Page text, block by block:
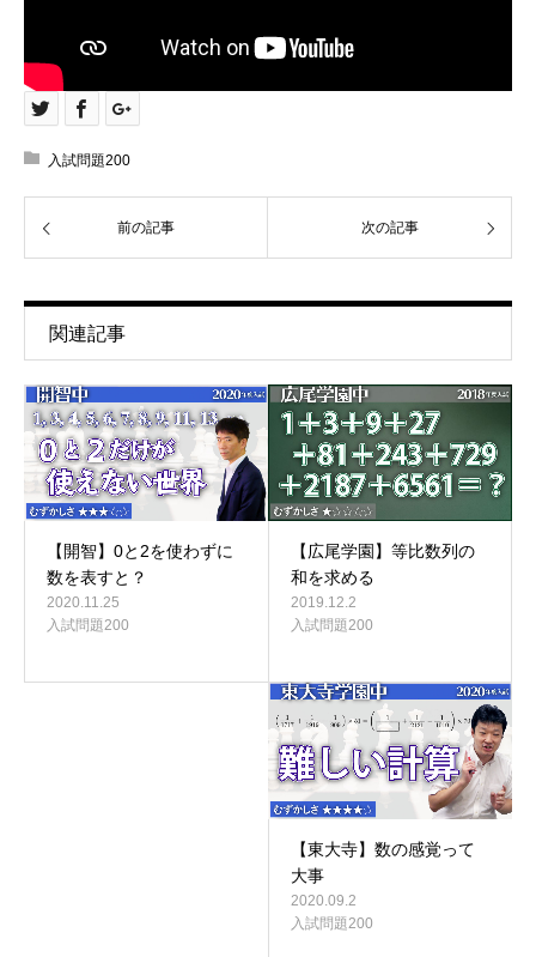
入試問題200
前の記事 次の記事
関連記事
【開智】0と2を使わずに
数を表すと？
2020.11.25
入試問題200
【広尾学園】等比数列の
和を求める
2019.12.2
入試問題200
【東大寺】数の感覚って
大事
2020.09.2
入試問題200